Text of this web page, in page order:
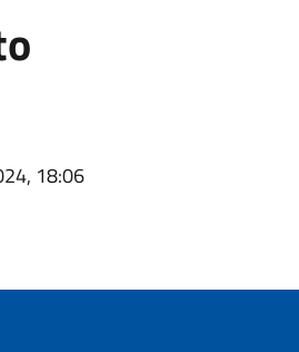
18:06